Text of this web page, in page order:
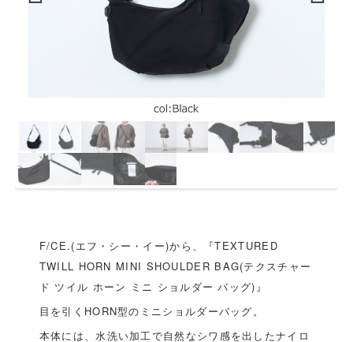
F/CE.(エフ・シー・イー)から、『TEXTURED
TWILL HORN MINI SHOULDER BAG(テクスチャー
ド ツイル ホーン ミニ ショルダー バッグ)』
目を引くHORN型のミニショルダーバッグ。
本体には、水洗い加工で自然なシワ感を出したナイロ